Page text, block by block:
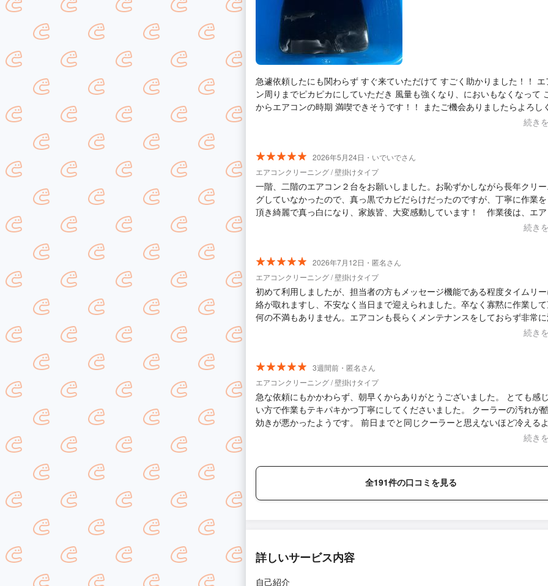
急遽依頼したにも関わらず すぐ来ていただけて すごく助かりました！！ エアコ
ン周りまでピカピカにしていただき 風量も強くなり、においもなくなって
からエアコンの時期 満喫できそうです！！ またご機会ありましたらよろし
続き
2026年5月24日・いでいでさん
エアコンクリーニング / 壁掛けタイプ
一階、二階のエアコン２台をお願いしました。お恥ずかしながら長年クリ
グしていなかったので、真っ黒でカビだらけだったのですが、丁寧に作業
頂き綺麗で真っ白になり、家族皆、大変感動しています！ 作業後は、エ
から出てくる風の量が全く違い、子供も『めっちゃ涼しい！！』と喜んで
番口コミの良かったミッチェルクリーニングさんにお願いすることにしま
結果、皆さんの口コミを信じて本当に良かったと思いました！ 丁寧に作
頂いたのは勿論、良心的な価格に加え、優しくとても感じの良い方で、今
非ミッチェルさんにお願いしたいと思いました。暑い夏がくるのが憂鬱で
今年はエアコンが綺麗になったので気持ち良く過ごせそうです。本当にあ
続き
2026年7月12日・匿名さん
エアコンクリーニング / 壁掛けタイプ
初めて利用しましたが、担当者の方もメッセージ機能である程度タイムリ
絡が取れますし、不安なく当日まで迎えられました。卒なく寡黙に作業し
何の不満もありません。エアコンも長らくメンテナンスをしておらず非常
状態でしたが、とっても綺麗になりました。9000円＋駐車場代であればと
続き
3週間前・匿名さん
エアコンクリーニング / 壁掛けタイプ
急な依頼にもかかわらず、朝早くからありがとうございました。 とても感
い方で作業もテキパキかつ丁寧にしてくださいました。 クーラーの汚れが
効きが悪かったようです。 前日までと同じクーラーと思えないほど冷える
続き
全191件の口コミを見る
詳しいサービス内容
自己紹介